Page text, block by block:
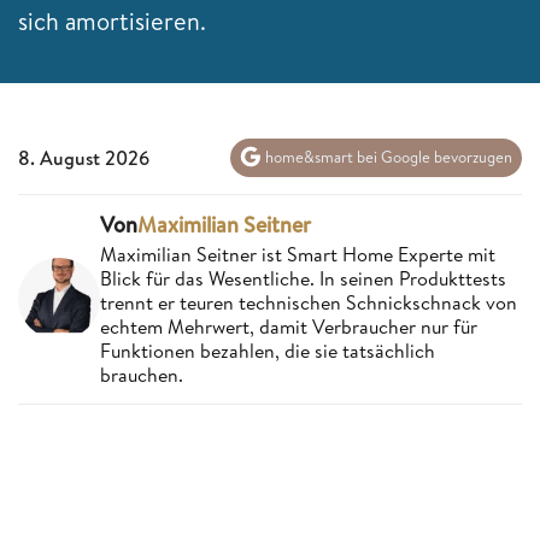
sich amortisieren.
8. August 2026 home&smart bei Google bevorzugen
VonMaximilian Seitner
Maximilian Seitner ist Smart Home Experte mit
Blick für das Wesentliche. In seinen Produkttests
trennt er teuren technischen Schnickschnack von
echtem Mehrwert, damit Verbraucher nur für
Funktionen bezahlen, die sie tatsächlich
brauchen.